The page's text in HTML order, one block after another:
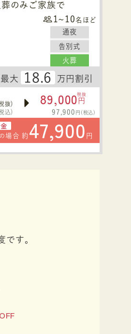
葬のみご家族で
1~10 名ほど
通夜
告別式
火葬
大 18.6 万円割引
抜)
込)
89,000税抜
円
97,900 円(税込)
の 場合 約 47,900 円
です。